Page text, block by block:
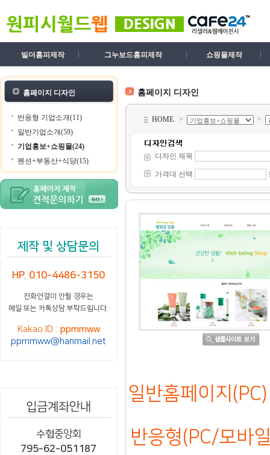
빌더홈피제작 그누보드홈피제작 쇼핑몰제작
홈페이지 디자인
반응형 기업소개(11)
일반기업소개(59)
기업홍보+쇼핑몰(24)
펜션+부동산+식당(15)
제작 및 상담문의
HP. 010-4486-3150
전화연결이 안될 경우는
메일 또는 카톡상담 부탁드립니다.
Kakao ID : ppmmww
ppmmww@hanmail.net
입금계좌안내
수협중앙회
795-62-051187
홈페이지 디자인
HOME > >
디자인 제목
가격대 선택
일반홈페이지
반응형(PC/모바